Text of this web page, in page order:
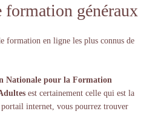
formation généraux
formation en ligne les plus connus de
Nationale pour la Formation
est certainement celle qui est la
internet, vous pourrez trouver